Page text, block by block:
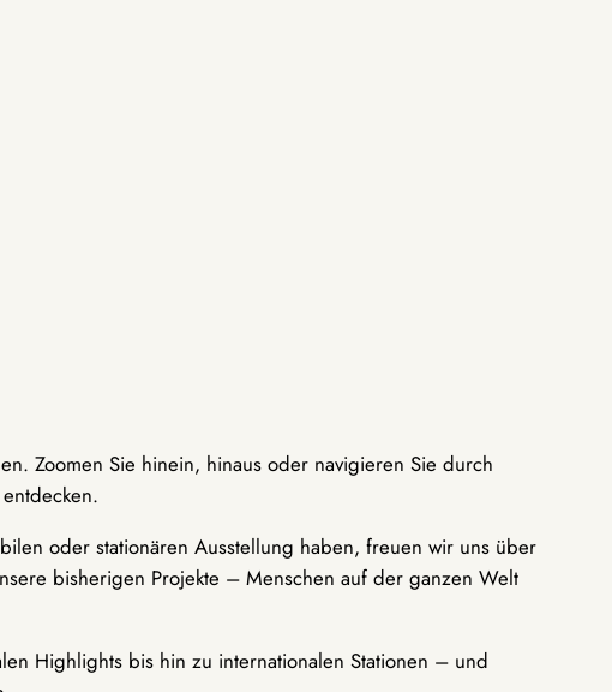
Zoomen Sie hinein, hinaus oder navigieren Sie durch
oder stationären Ausstellung haben, freuen wir uns über
bisherigen Projekte – Menschen auf der ganzen Welt
Highlights bis hin zu internationalen Stationen – und